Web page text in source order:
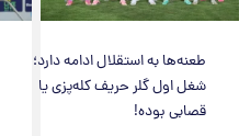
طعنه‌ها به استقلال ادامه دارد؛
شغل اول گلر حریف کله‌پزی یا
قصابی بوده!